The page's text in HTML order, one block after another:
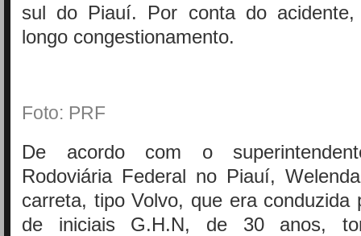
sul do Piauí. Por conta do acidente,
longo congestionamento.
Foto: PRF
De acordo com o
Rodoviária Federal no Piauí,
carreta, tipo Volvo, que era conduzida
de iniciais G.H.N, de 30 anos,